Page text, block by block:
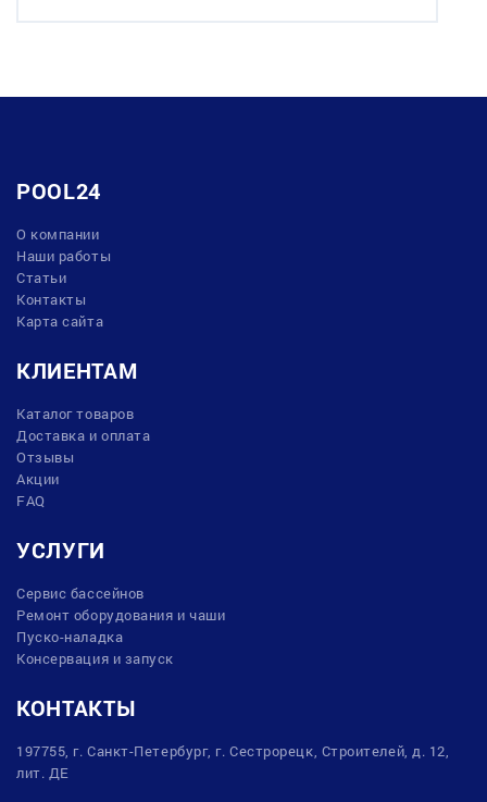
POOL24
О компании
Наши работы
Статьи
Контакты
Карта сайта
КЛИЕНТАМ
Каталог товаров
Доставка и оплата
Отзывы
Акции
FAQ
УСЛУГИ
Сервис бассейнов
Ремонт оборудования и чаши
Пуско-наладка
Консервация и запуск
КОНТАКТЫ
197755, г. Санкт-Петербург, г. Сестрорецк, Строителей, д. 12,
лит. ДЕ